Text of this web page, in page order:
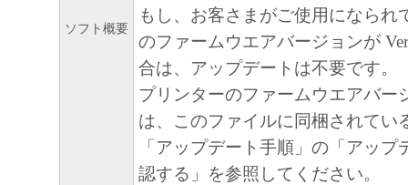
ソフト概要
もし、お客さまがご使用になられ
のファームウエアバージョンが
合は、アップデートは不要です。
プリンターのファームウエアバー
は、このファイルに同梱されてい
「アップデート手順」の「アップ
認する」を参照してください。